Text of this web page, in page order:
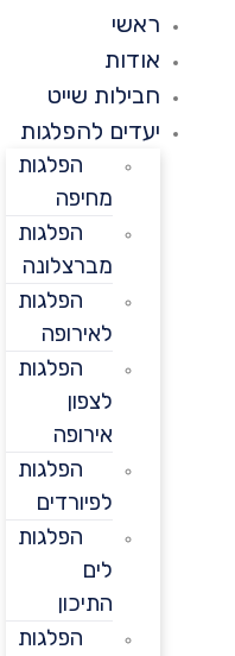
ראשי
אודות
חבילות שייט
יעדים להפלגות
הפלגות
מחיפה
הפלגות
מברצלונה
הפלגות
לאירופה
הפלגות
אירופה
הפלגות
לפיורדים
הפלגות
התיכון
הפלגות